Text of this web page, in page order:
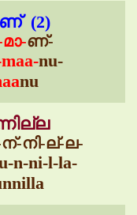
(2)
ണ്-
nu-
nu
നി-ല്-ല-
n-ni-l-la-